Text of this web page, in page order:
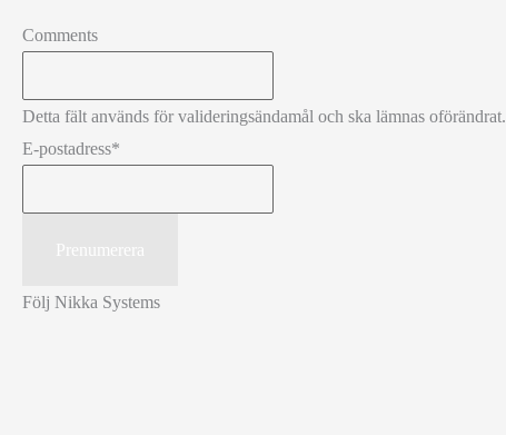
Comments
Detta fält används för valideringsändamål och ska lämnas oförändrat.
E-postadress*
Följ Nikka Systems